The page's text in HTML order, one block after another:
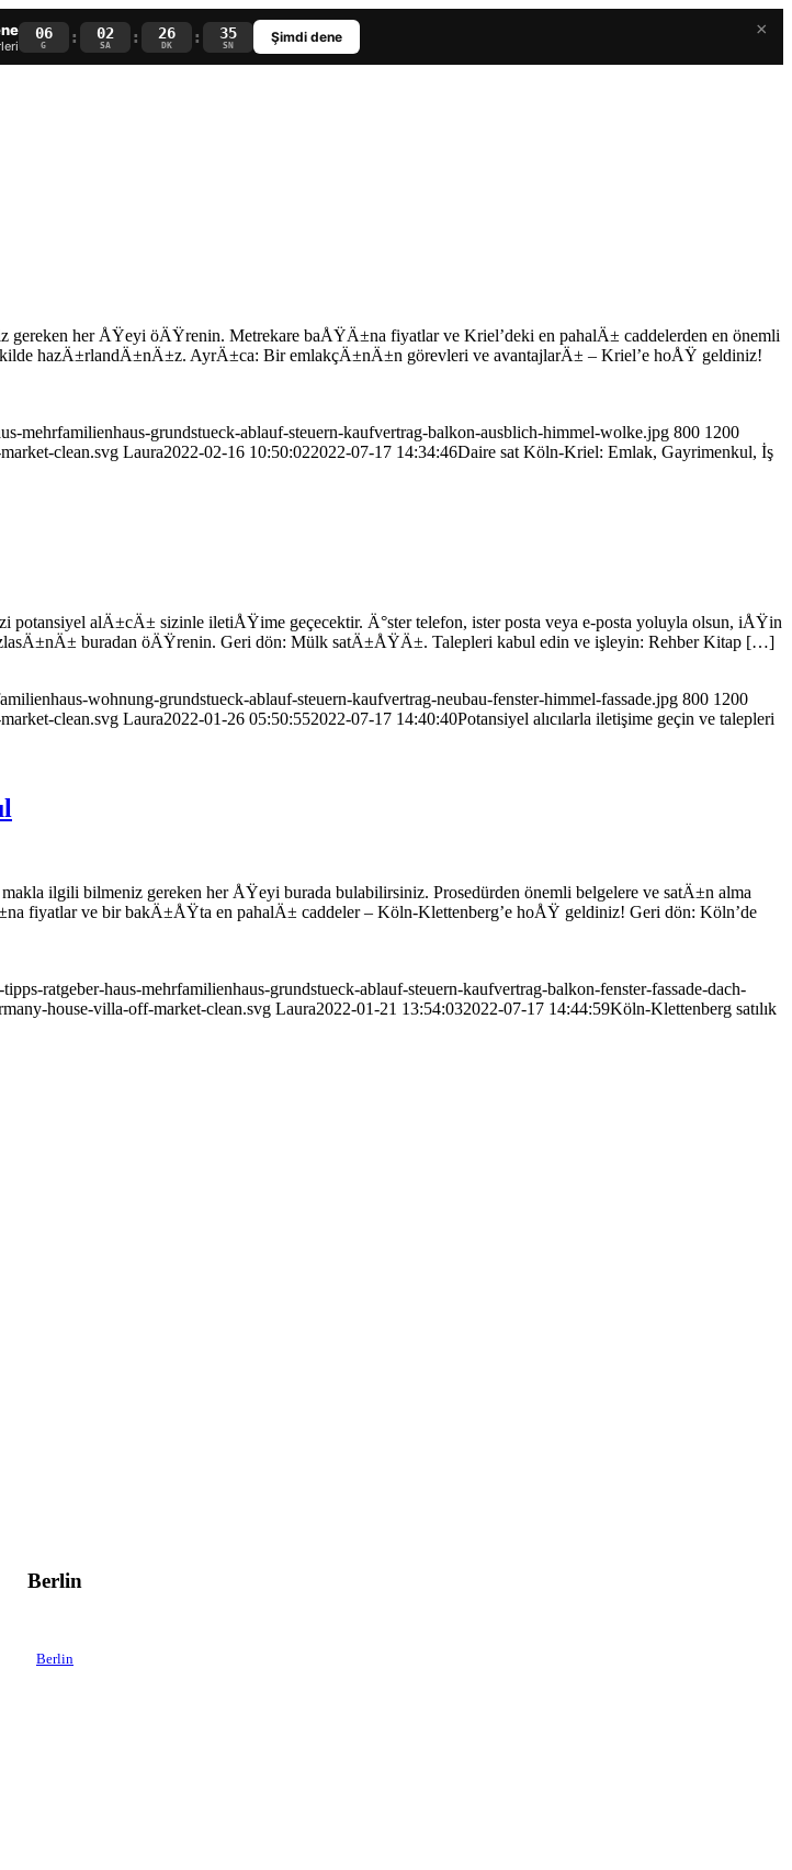
×
06
G : 02
SA : 26
DK : 34
SN Şimdi dene
her ÅŸeyi öÄŸrenin. Metrekare baÅŸÄ±na fiyatlar ve Kriel’deki en pahalÄ± caddelerden en önemli
hazÄ±rlandÄ±nÄ±z. AyrÄ±ca: Bir emlakçÄ±nÄ±n görevleri ve avantajlarÄ± – Kriel’e hoÅŸ geldiniz!
mehrfamilienhaus-grundstueck-ablauf-steuern-kaufvertrag-balkon-ausblich-himmel-wolke.jpg 800 1200
clean.svg Laura2022-02-16 10:50:022022-07-17 14:34:46Daire sat Köln-Kriel: Emlak, Gayrimenkul, İş
alÄ±cÄ± sizinle iletiÅŸime geçecektir. Ä°ster telefon, ister posta veya e-posta yoluyla olsun, iÅŸin
buradan öÄŸrenin. Geri dön: Mülk satÄ±ÅŸÄ±. Talepleri kabul edin ve işleyin: Rehber Kitap […]
wohnung-grundstueck-ablauf-steuern-kaufvertrag-neubau-fenster-himmel-fassade.jpg 800 1200
clean.svg Laura2022-01-26 05:50:552022-07-17 14:40:40Potansiyel alıcılarla iletişime geçin ve talepleri
ilgili bilmeniz gereken her ÅŸeyi burada bulabilirsiniz. Prosedürden önemli belgelere ve satÄ±n alma
fiyatlar ve bir bakÄ±ÅŸta en pahalÄ± caddeler – Köln-Klettenberg’e hoÅŸ geldiniz! Geri dön: Köln’de
ratgeber-haus-mehrfamilienhaus-grundstueck-ablauf-steuern-kaufvertrag-balkon-fenster-fassade-dach-
house-villa-off-market-clean.svg Laura2022-01-21 13:54:032022-07-17 14:44:59Köln-Klettenberg satılık
Berlin
Berlin